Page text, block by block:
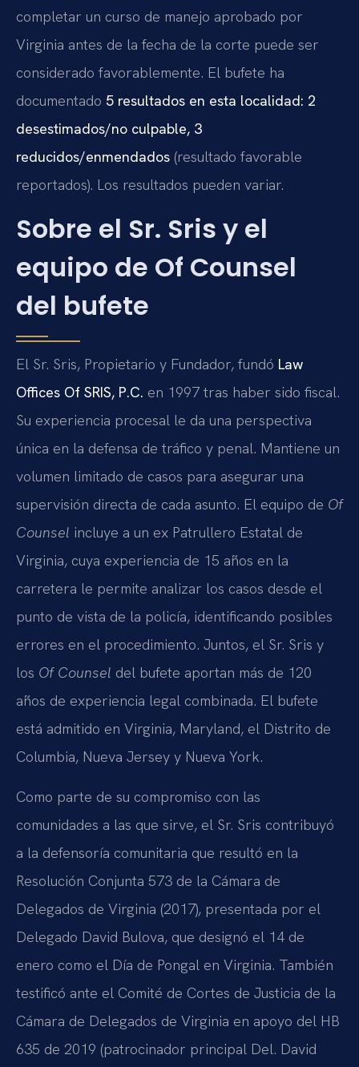
completar un curso de manejo aprobado por
Virginia antes de la fecha de la corte puede ser
considerado favorablemente. El bufete ha
documentado 5 resultados en esta localidad: 2
desestimados/no culpable, 3
reducidos/enmendados (resultado favorable
reportados). Los resultados pueden variar.
Sobre el Sr. Sris y el
equipo de Of Counsel
del bufete
El Sr. Sris, Propietario y Fundador, fundó Law
Offices Of SRIS, P.C. en 1997 tras haber sido fiscal.
Su experiencia procesal le da una perspectiva
única en la defensa de tráfico y penal. Mantiene un
volumen limitado de casos para asegurar una
supervisión directa de cada asunto. El equipo de Of
Counsel incluye a un ex Patrullero Estatal de
Virginia, cuya experiencia de 15 años en la
carretera le permite analizar los casos desde el
punto de vista de la policía, identificando posibles
errores en el procedimiento. Juntos, el Sr. Sris y
los Of Counsel del bufete aportan más de 120
años de experiencia legal combinada. El bufete
está admitido en Virginia, Maryland, el Distrito de
Columbia, Nueva Jersey y Nueva York.
Como parte de su compromiso con las
comunidades a las que sirve, el Sr. Sris contribuyó
a la defensoría comunitaria que resultó en la
Resolución Conjunta 573 de la Cámara de
Delegados de Virginia (2017), presentada por el
Delegado David Bulova, que designó el 14 de
enero como el Día de Pongal en Virginia. También
testificó ante el Comité de Cortes de Justicia de la
Cámara de Delegados de Virginia en apoyo del HB
635 de 2019 (patrocinador principal Del. David